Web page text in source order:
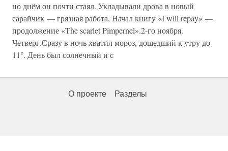
но днём он почти стаял. Укладывали дрова в новый
сарайчик — грязная работа. Начал книгу «I will repay» —
продолжение «The scarlet Pimpernel».2-го ноября.
Четверг.Сразу в ночь хватил мороз, дошедший к утру до
11°. День был солнечный и с
О проекте Разделы